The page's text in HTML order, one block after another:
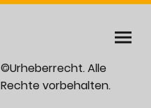
©Urheberrecht. Alle
Rechte vorbehalten.